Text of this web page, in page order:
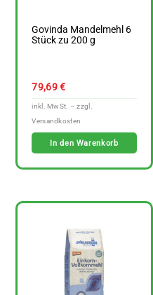
Govinda Mandelmehl 6
Stück zu 200 g
79,69€
In den Warenkorb